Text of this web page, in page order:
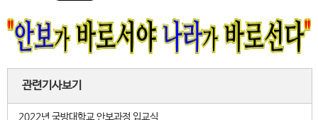
관련기사보기
2022년 국방대학교 안보과정 입교식